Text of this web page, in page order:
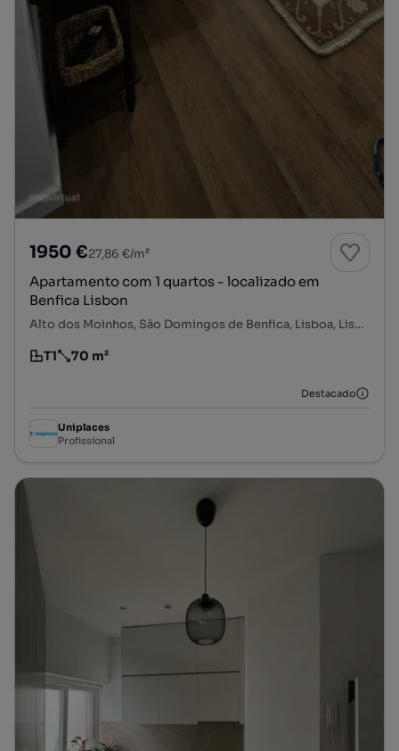
1950 €27,86 €/m²
Apartamento com 1 quartos - localizado em
Benfica Lisbon
Alto dos Moinhos, São Domingos de Benfica, Lisboa, Lisboa
Tipologia
T1
Preço por metro quadrado
70 m²
Destacado
Uniplaces
Profissional